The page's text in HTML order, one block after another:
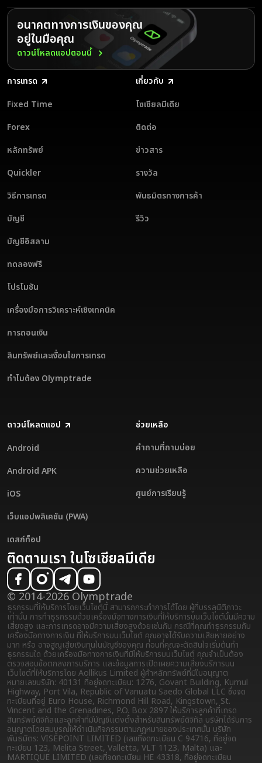
ซ้อนให้แก่นักเทรดที่มีประสบการณ์ด้วยเช่นกัน
ดาวน์โหลดแอป Olymptrade สำหรับเดสก์ท็อปวันนี้ และปลดล็อกศักยภาพ
ของคุณอย่างเต็มที่ด้วยแพลตฟอร์มการเทรดที่ทันสมัยและใช้งานง่ายของเรา
อินเตอร์เฟซเป็นมิตรต่อผู้ใช้: เพลิดเพลินไปกับประสบการณ์การเทรดที่ไร้รอย
ต่อพร้อมดีไซน์ที่ออกแบบมาให้ใช้งานง่าย
ความสอดคล้องกับระบบปฏิบัติการ: รองรับการใช้งานทั้งบน Windows และ
Mac
ความมีประสิทธิภาพ: ทำงานรวดเร็วและใช้หน่วยความจำน้อย
เครื่องมือหลากหลาย: เข้าถึงการวิเคราะห์แนวโน้มตลาด อินดิเคเตอร์ ออสซิล
อัปเดตอย่างต่อเนื่อง: รับประโยชน์จากการพัฒนาอย่างต่อเนื่องและฟีเจอร์
ดาวน์โหลดแอป Olymptrade ทางเดสก์ท็อปวันนี้และยกระดับประสบการณ์
การติดตั้งแอปเทรด Olymptrade สำหรับ PC หรือ Mac สามารถทำได้ง่าย
โดยทำตามขั้นตอนง่าย ๆ ต่อไปนี้
ดาวน์โหลดเวอร์ชั่นล่าสุดของแอปเทรดทางเดสก์ท็อปจากหน้าหลักของ
เว็บไซต์ Olymptrade
ติดตั้งแอปบนอุปกรณ์ PC หรือ Mac ของคุณ
ลงทะเบียนในแอป หรือลงชื่อเข้าใช้งานในบัญชีของคุณ
เริ่มต้นฝึกเทรดในบัญชีทดลอง เมื่อคุณพร้อมที่จะเทรดในบัญชีจริงแล้ว คุณ
Olymptrade โดดเด่นกว่าโบรกเกอร์ Forex ออนไลน์อื่น ๆ ด้วยแอปพลิเคชัน
ที่ใช้งานง่ายและเงื่อนไขการเทรดที่น่าสนใจ ดาวน์โหลดแอปเทรดทางเดสก์ท็อป
ของเราวันนี้แล้วเข้าสัมผัสด้วยตัวคุณเอง!
อนาคตทางการเงินของคุณ
อยู่ในมือคุณ
ดาวน์โหลดแอปตอนนี้
การเทรด
Fixed Time
Forex
หลักทรัพย์
Quickler
วิธีการเทรด
บัญชี
บัญชีอิสลาม
ทดลองฟรี
โปรโมชัน
เครื่องมือการวิเคราะห์เชิงเทคนิค
การถอนเงิน
สินทรัพย์และเงื่อนไขการเทรด
ทำไมต้อง Olymptrade
เกี่ยวกับ
โซเชียลมีเดีย
ติดต่อ
ข่าวสาร
รางวัล
พันธมิตรทางการค้า
รีวิว
ดาวน์โหลดแอป
Android
Android APK
iOS
เว็บแอปพลิเคชัน (PWA)
เดสก์ท็อป
ช่วยเหลือ
คำถามที่ถามบ่อย
ความช่วยเหลือ
ศูนย์การเรียนรู้
ติดตามเรา ในโซเชียลมีเดีย
© 2014-2026 Olymptrade
ธุรกรรมที่ให้บริการโดยเว็บไซต์นี้ สามารถกระทำการได้โดย ผู้ที่บรรลุนิติภาวะ
เท่านั้น การทำธุรกรรมด้วยเครื่องมือทางการเงินที่ให้บริการบนเว็บไซต์นั้นมีความ
เสี่ยงสูง และการเทรดอาจมีความเสี่ยงสูงด้วยเช่นกัน กรณีที่คุณทำธุรกรรมกับ
เครื่องมือทางการเงิน ที่ให้บริการบนเว็บไซต์ คุณอาจได้รับความเสียหายอย่าง
มาก หรือ อาจสูญเสียเงินทุนในบัญชีของคุณ ก่อนที่คุณจะตัดสินใจเริ่มต้นทำ
ธุรกรรมใด ด้วยเครื่องมือทางการเงินที่มีให้บริการบนเว็บไซต์ คุณจำเป็นต้อง
ตรวจสอบข้อตกลงการบริการ และข้อมูลการเปิดเผยความเสี่ยงบริการบน
เว็บไซต์ที่ให้บริการโดย Aollikus Limited ผู้ค้าหลักทรัพย์ที่มีใบอนุญาต
หมายเลขบริษัท: 40131 ที่อยู่จดทะเบียน: 1276, Govant Building, Kumul
Highway, Port Vila, Republic of Vanuatu Saedo Global LLC ซึ่งจด
ทะเบียนที่อยู่ Euro House, Richmond Hill Road, Kingstown, St.
Vincent and the Grenadines, P.O. Box 2897 ให้บริการลูกค้าที่เทรด
สินทรัพย์ดิจิทัลและลูกค้าที่มีบัญชีแต่งตั้งสำหรับสินทรัพย์ดิจิทัล บริษัทได้รับการ
อนุญาตโดยสมบูรณ์ให้ดำเนินกิจกรรมตามกฎหมายของประเทศนั้น บริษัท
พันธมิตร: VISEPOINT LIMITED (เลขที่จดทะเบียน C 94716, ที่อยู่จด
ทะเบียน 123, Melita Street, Valletta, VLT 1123, Malta) และ
MARTIQUE LIMITED (เลขที่จดทะเบียน HE 43318, ที่อยู่จดทะเบียน